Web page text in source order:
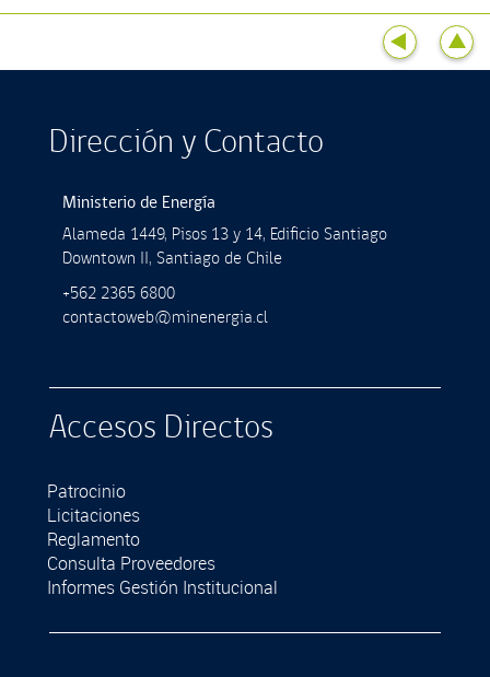
Dirección y Contacto
Ministerio de Energía
Alameda 1449, Pisos 13 y 14, Ediﬁcio Santiago
Downtown II, Santiago de Chile
+562 2365 6800
contactoweb@minenergia.cl
Accesos Directos
Patrocinio
Licitaciones
Reglamento
Consulta Proveedores
Informes Gestión Institucional